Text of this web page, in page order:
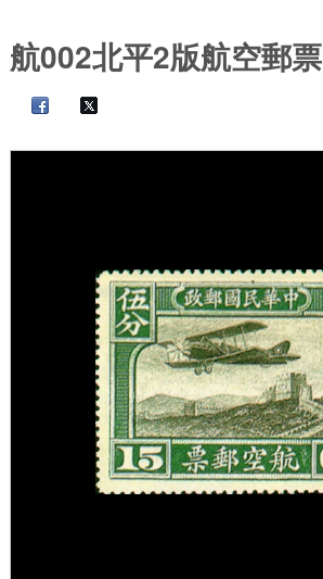
航002北平2版航空郵票